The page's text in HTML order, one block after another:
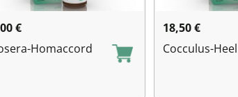
€
Homaccord
18,50€
Cocculus-Heel